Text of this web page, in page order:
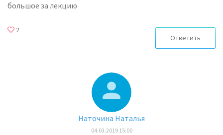
большое за лекцию
2
Ответить
Наточина Наталья
04.03.2019 15:00